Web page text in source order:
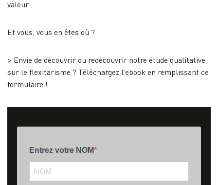
valeur…
Et vous, vous en êtes où ?
> Envie de découvrir ou redécouvrir notre étude qualitative
sur le flexitarisme ? Téléchargez l’ebook en remplissant ce
formulaire !